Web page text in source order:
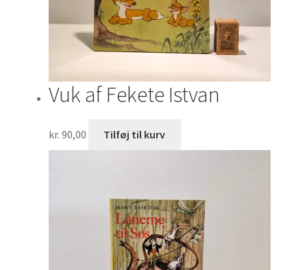
Vuk af Fekete Istvan
kr. 90,00 Tilføj til kurv